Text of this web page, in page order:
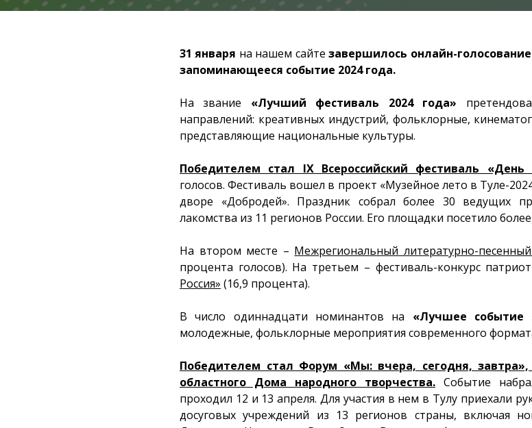
31 января на нашем сайтезавершилось онлайн-
запоминающееся событие 2024 года.
На звание «Лучший фестиваль 2024 года»
направлений: креативных индустрий, фольклорные,
представляющие национальные культуры.
Победителем стал IХ Всероссийский фестиваль «День
голосов. Фестиваль вошел в проект «Музейное лето в Туле-
дворе «Добродей». Праздник собрал более 30 ведущих
лакомства из 11 регионов России. Его площадки посетило
На втором месте – Межрегиональный литературно-
процента голосов). На третьем – фестиваль-конкурс
Россия» (16,9 процента).
В число одиннадцати номинантов на «Лучшее событие
молодежные, фольклорные мероприятия современного
Победителем стал Форум «Мы: вчера, сегодня,
областного Дома народного творчества. Событие
проходил 12 и 13 апреля. Для участия в нем в Тулу приехали
досуговых учреждений из 13 регионов страны, включая